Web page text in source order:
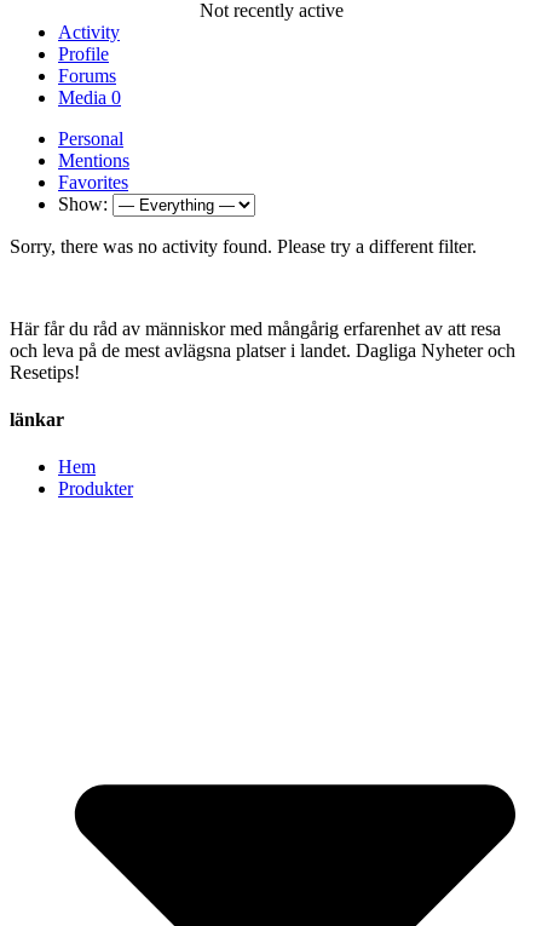
Not recently active
Activity
Profile
Forums
Media 0
Personal
Mentions
Favorites
Show:
Sorry, there was no activity found. Please try a different filter.
Här får du råd av människor med mångårig erfarenhet av att resa
och leva på de mest avlägsna platser i landet. Dagliga Nyheter och
Resetips!
länkar
Hem
Produkter